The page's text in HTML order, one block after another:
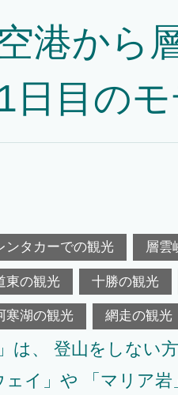
空港から
日目の
ンタカーでの観光 層雲
東の観光 十勝の観光
寒湖の観光 網走の観光
は、 登山をしない
ェイ」や 「マリア岩